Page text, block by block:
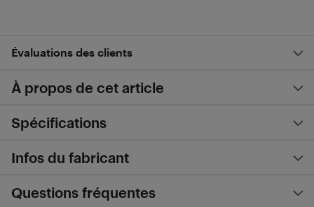
Évaluations des clients
À propos de cet article
Spécifications
Infos du fabricant
Questions fréquentes